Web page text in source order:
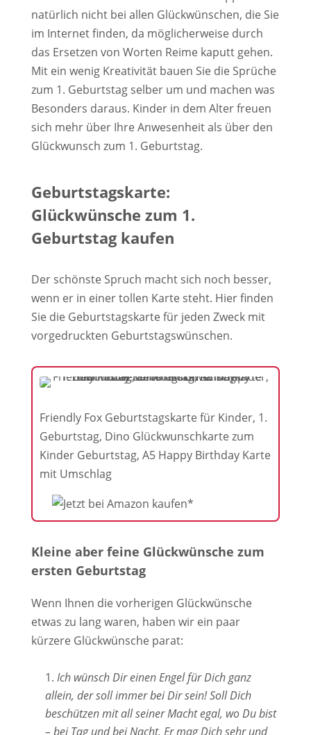
natürlich nicht bei allen Glückwünschen, die Sie
im Internet finden, da möglicherweise durch
das Ersetzen von Worten Reime kaputt gehen.
Mit ein wenig Kreativität bauen Sie die Sprüche
zum 1. Geburtstag selber um und machen was
Besonders daraus. Kinder in dem Alter freuen
sich mehr über Ihre Anwesenheit als über den
Glückwunsch zum 1. Geburtstag.
Geburtstagskarte:
Glückwünsche zum 1.
Geburtstag kaufen
Der schönste Spruch macht sich noch besser,
wenn er in einer tollen Karte steht. Hier finden
Sie die Geburtstagskarte für jeden Zweck mit
vorgedruckten Geburtstagswünschen.
Friendly Fox Geburtstagskarte für Kinder, 1.
Geburtstag, Dino Glückwunschkarte zum
Kinder Geburtstag, A5 Happy Birthday Karte
mit Umschlag
Kleine aber feine Glückwünsche zum
ersten Geburtstag
Wenn Ihnen die vorherigen Glückwünsche
etwas zu lang waren, haben wir ein paar
kürzere Glückwünsche parat:
Ich wünsch Dir einen Engel für Dich ganz
allein, der soll immer bei Dir sein! Soll Dich
beschützen mit all seiner Macht egal, wo Du bist
– bei Tag und bei Nacht. Er mag Dich sehr und